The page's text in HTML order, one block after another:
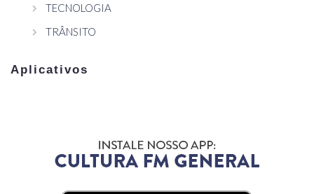
TECNOLOGIA
TRÂNSITO
Aplicativos